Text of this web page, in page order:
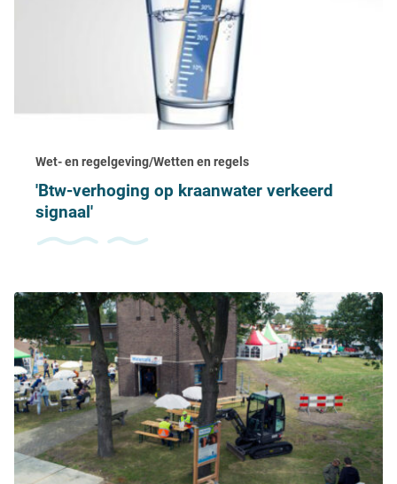
Wet- en regelgeving/Wetten en regels
'Btw-verhoging op kraanwater verkeerd
signaal'